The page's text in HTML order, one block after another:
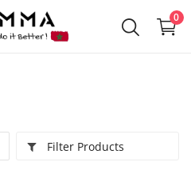
0
Filter Products